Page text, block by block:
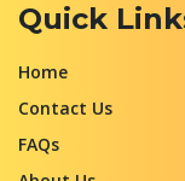
Quick
Home
Contact Us
FAQs